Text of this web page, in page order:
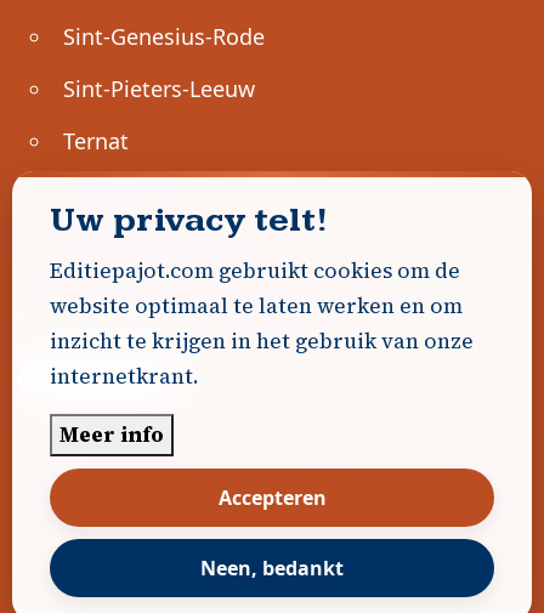
Sint-Genesius-Rode
Sint-Pieters-Leeuw
Ternat
Geen advertenties gevonden.
Uw advertentie hier? Contacteer ons!
Word Partner!
© 2026 Editiepajot.com
Algemene voorwaarden
|Disclaimer Privacybeleid Cookiebeleid|
Gerealiseerd doorDavidHosse.net
Uw privacy telt!
Editiepajot.com gebruikt cookies om de
website optimaal te laten werken en om
inzicht te krijgen in het gebruik van onze
internetkrant.
Meer info
Accepteren
Neen, bedankt